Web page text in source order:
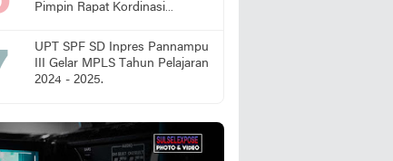
Pimpin Rapat Kordinasi
Stunting
UPT SPF SD Inpres Pannampu
III Gelar MPLS Tahun Pelajaran
2024 - 2025.